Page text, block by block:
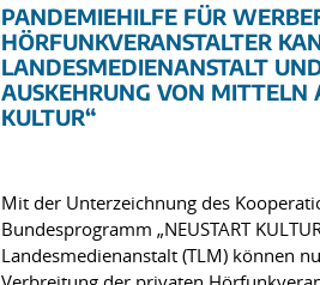
PANDEMIEHILFE FÜR
HÖRFUNKVERANSTALTER
LANDESMEDIENANSTALT UND
USKEHRUNG VON MITTELN
ULTUR“
Mit der Unterzeichnung des
Bundesprogramm „NEUSTART
Landesmedienanstalt (TLM) können